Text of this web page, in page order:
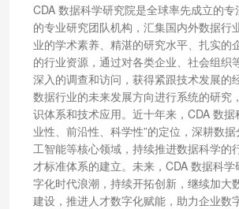
CDA 数据科学研究院是全球率先成立的
的专业研究团队机构，汇集国内外数据行
业的学术素养、精湛的研究水平、扎实的
的行业资源，通过对各类企业、社会组织
深入的调查和访问，获得紧跟技术发展的
数据行业的未来发展方向进行系统的研究
识体系和技术应用。近十年来，CDA 数据
业性、前沿性、科学性”的定位，深耕数
工智能等核心领域，持续推进数据科学的
才标准体系的建立。未来，CDA 数据科
字化时代浪潮，持续开拓创新，继续加大
建设，推进人才数字化赋能，助力企业数